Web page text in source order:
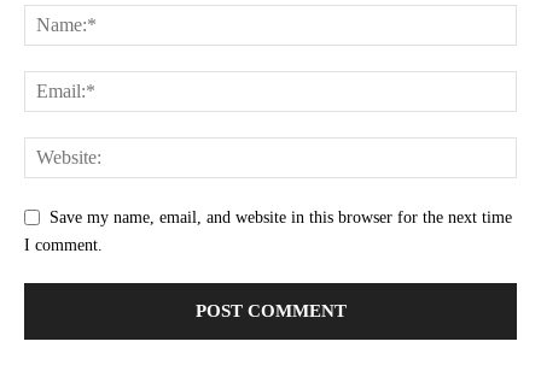
Save my name, email, and website in this browser for the next time
I comment.